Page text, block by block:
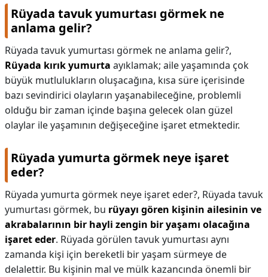
Rüyada tavuk yumurtası görmek ne
anlama gelir?
Rüyada tavuk yumurtası görmek ne anlama gelir?,
Rüyada kırık yumurta ayıklamak; aile yaşamında çok
büyük mutlulukların oluşacağına, kısa süre içerisinde
bazı sevindirici olayların yaşanabileceğine, problemli
olduğu bir zaman içinde başına gelecek olan güzel
olaylar ile yaşamının değişeceğine işaret etmektedir.
Rüyada yumurta görmek neye işaret
eder?
Rüyada yumurta görmek neye işaret eder?, Rüyada tavuk
yumurtası görmek, bu rüyayı gören kişinin ailesinin ve
akrabalarının bir hayli zengin bir yaşamı olacağına
işaret eder. Rüyada görülen tavuk yumurtası aynı
zamanda kişi için bereketli bir yaşam sürmeye de
delalettir. Bu kişinin mal ve mülk kazancında önemli bir